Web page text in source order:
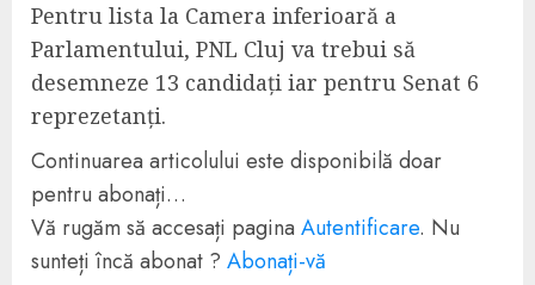
Pentru lista la Camera inferioară a
Parlamentului, PNL Cluj va trebui să
desemneze 13 candidați iar pentru Senat 6
reprezetanți.
Continuarea articolului este disponibilă doar
pentru abonați…
Vă rugăm să accesați pagina Autentificare. Nu
sunteți încă abonat ? Abonați-vă